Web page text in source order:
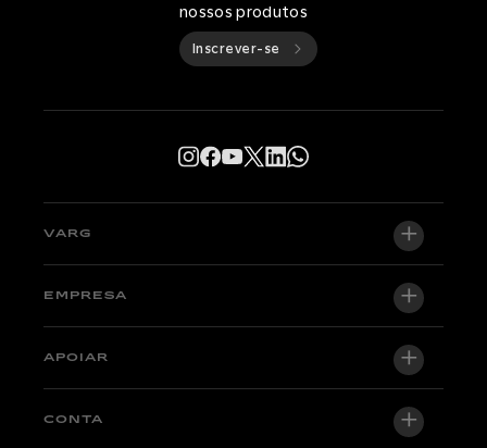
nossos produtos
Inscrever-se
VARG
VARG EX
Factory Edition
EMPRESA
Sobre nós
APOIAR
Central de suporte
CONTA